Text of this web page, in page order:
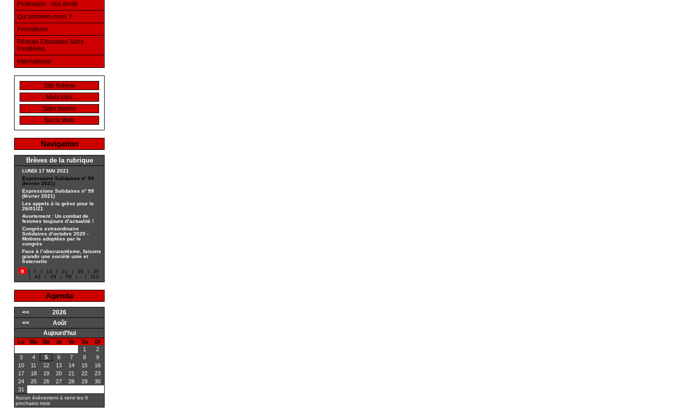
Profession - Vos droits
Qui sommes-nous ?
Formations
Réseau Education Sans
Frontières
International
Site fédéral
Mots-clés
Sites favoris
Sur le Web
Navigation
Brèves de la rubrique
LUNDI 17 MAI 2021
Expressions Solidaires n° 99
(février 2021)
Expressions Solidaires n° 99
(février 2021)
Les appels à la grève pour le
26/01/21
Avortement : Un combat de
femmes toujours d’actualité !
Congrès extraordinaire
Solidaires d’octobre 2020 -
Motions adoptées par le
congrès
Face à l’obscurantisme, faisons
grandir une société unie et
fraternelle
0
| 7 | 14 | 21 | 28 |
35
|
42 | 49 | 56 | | 112
Agenda
<<
2026
<<
Août
Aujourd’hui
Lu Ma Me Je Ve Sa
Di
1
2
3
4 5 6 7 8
9
10
11 12 13 14 15
16
17
18 19 20 21 22
23
24
25 26 27 28 29
30
31
Aucun évènement à venir les 6
prochains mois